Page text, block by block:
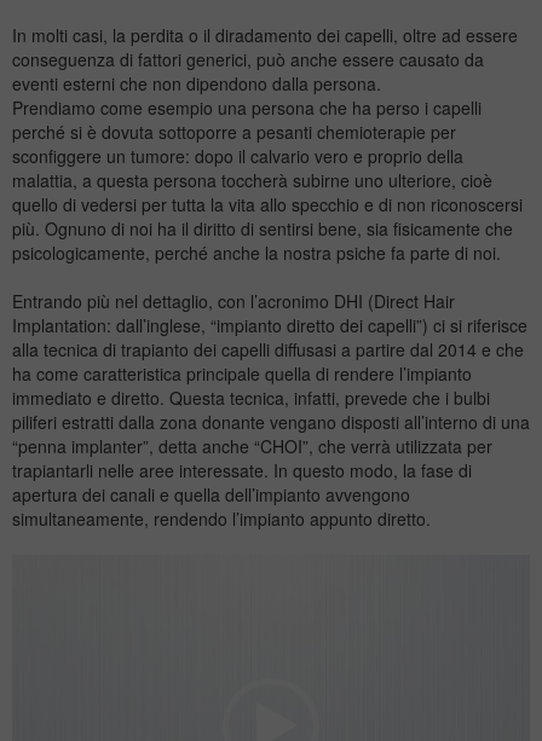
In molti casi, la perdita o il diradamento dei capelli, oltre ad essere
conseguenza di fattori generici, può anche essere causato da
eventi esterni che non dipendono dalla persona.
Prendiamo come esempio una persona che ha perso i capelli
perché si è dovuta sottoporre a pesanti chemioterapie per
sconfiggere un tumore: dopo il calvario vero e proprio della
malattia, a questa persona toccherà subirne uno ulteriore, cioè
quello di vedersi per tutta la vita allo specchio e di non riconoscersi
più. Ognuno di noi ha il diritto di sentirsi bene, sia fisicamente che
psicologicamente, perché anche la nostra psiche fa parte di noi.
Entrando più nel dettaglio, con l’acronimo DHI (Direct Hair
Implantation: dall’inglese, “impianto diretto dei capelli”) ci si riferisce
alla tecnica di trapianto dei capelli diffusasi a partire dal 2014 e che
ha come caratteristica principale quella di rendere l’impianto
immediato e diretto. Questa tecnica, infatti, prevede che i bulbi
piliferi estratti dalla zona donante vengano disposti all’interno di una
“penna implanter”, detta anche “CHOI”, che verrà utilizzata per
trapiantarli nelle aree interessate. In questo modo, la fase di
apertura dei canali e quella dell’impianto avvengono
simultaneamente, rendendo l’impianto appunto diretto.